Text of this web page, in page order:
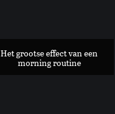
Het grootse effect van een
morning routine